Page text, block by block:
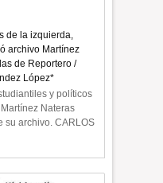
de la izquierda,
archivo Martínez
de Reportero /
López*
y políticos
Nateras
su archivo. CARLOS